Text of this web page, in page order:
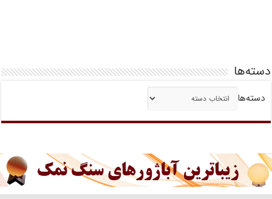
دسته‌ها
دسته‌ها